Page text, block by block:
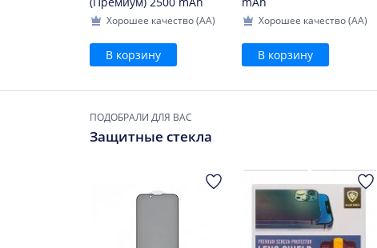
Хорошее качество (AA)
В корзину
Хорошее качество (AA)
В корзину
ПОДОБРАЛИ ДЛЯ ВАС
Защитные стекла